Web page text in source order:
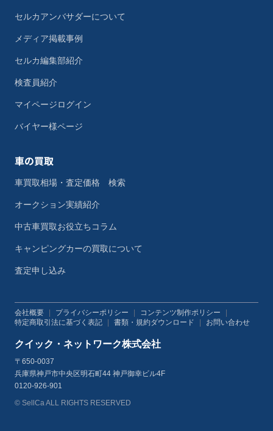
セルカアンバサダーについて
メディア掲載事例
セルカ編集部紹介
検査員紹介
マイページログイン
バイヤー様ページ
車の買取
車買取相場・査定価格 検索
オークション実績紹介
中古車買取お役立ちコラム
キャンピングカーの買取について
査定申し込み
会社概要 プライバシーポリシー コンテンツ制作ポリシー
特定商取引法に基づく表記
書類・規約ダウンロード お問い合わせ
クイック・ネットワーク株式会社
〒650-0037
兵庫県神戸市中央区明石町44 神戸御幸ビル4F
0120-926-901
© SellCa ALL RIGHTS RESERVED